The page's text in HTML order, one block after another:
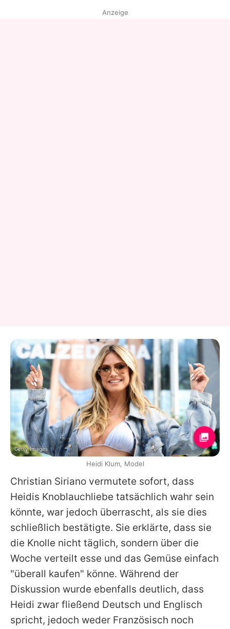
Utiq verwalten
Christian Siriano vermutete sofort, dass
Heidis Knoblauchliebe tatsächlich wahr sein
könnte, war jedoch überrascht, als sie dies
schließlich bestätigte. Sie erklärte, dass sie
die Knolle nicht täglich, sondern über die
Woche verteilt esse und das Gemüse einfach
"überall kaufen" könne. Während der
Diskussion wurde ebenfalls deutlich, dass
Heidi zwar fließend Deutsch und Englisch
spricht, jedoch weder Französisch noch
Anzeige
Getty Images
Heidi Klum, Model